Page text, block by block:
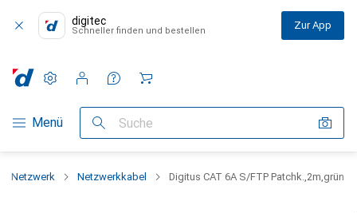
digitec
Schneller finden und bestellen Zur App
Navigation nach Kategorien
Menü Suche
Einstellungen
Kundenkonto
Vergleichslisten
Merklisten
Warenkorb
Netzwerk Netzwerkkabel Digitus CAT 6A S/FTP Patchk.,2m,grün